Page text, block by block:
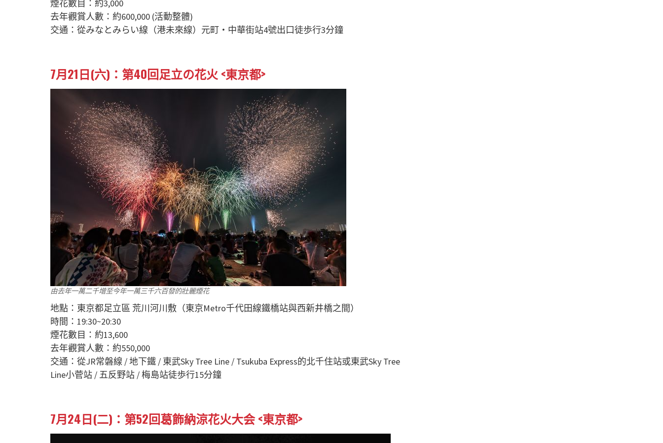
煙花數目：約3,000
去年觀賞人數：約600,000 (活動整體)
交通：從みなとみらい線（港未來線）元町・中華街站4號出口徒歩行3分鐘
7月21日(六)：第40回足立の花火 <東京都>
由去年一萬二千增至今年一萬三千六百發的壯麗煙花
地點：東京都足立區 荒川河川敷（東京Metro千代田線鐵橋站與西新井橋之間）
時間：19:30~20:30
煙花數目：約13,600
去年觀賞人數：約550,000
交通：從JR常磐線 / 地下鐵 / 東武Sky Tree Line / Tsukuba Express的北千住站或東武Sky Tree
Line小菅站 / 五反野站 / 梅島站徒歩行15分鐘
7月24日(二)：第52回葛飾納涼花火大会 <東京都>